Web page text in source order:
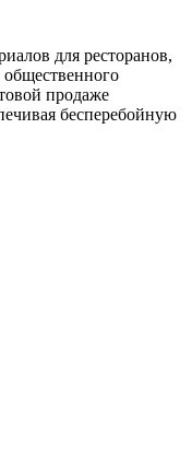
для ресторанов,
продаже
бесперебойную